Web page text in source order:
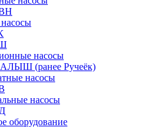
насосы
(ранее Ручеёк)
насосы
насосы
оборудование